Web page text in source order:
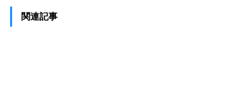
関連記事